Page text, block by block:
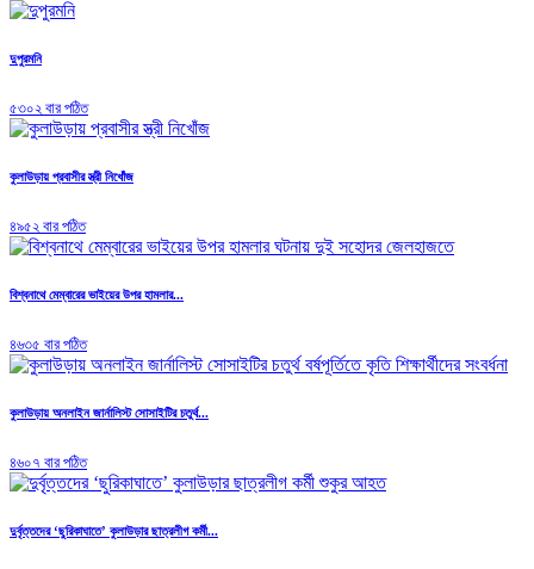
দুপুরমনি
৫৩০২ বার পঠিত
কুলাউড়ায় প্রবাসীর স্ত্রী নিখোঁজ
৪৯৫২ বার পঠিত
বিশ্বনাথে মেম্বারের ভাইয়ের উপর হামলার...
৪৬৩৫ বার পঠিত
কুলাউড়ায় অনলাইন জার্নালিস্ট সোসাইটির চতুর্থ...
৪৬০৭ বার পঠিত
দুর্বৃত্তদের ‘ছুরিকাঘাতে’ কুলাউড়ার ছাত্রলীগ কর্মী...